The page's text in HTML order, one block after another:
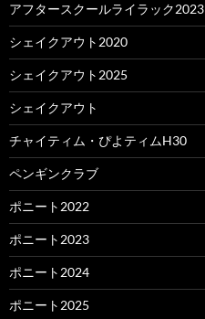
アフタースクールライラック2023
シェイクアウト2020
シェイクアウト2025
シェイクアウト
チャイティム・ぴよティムH30
ペンギンクラブ
ポニート2022
ポニート2023
ポニート2024
ポニート2025